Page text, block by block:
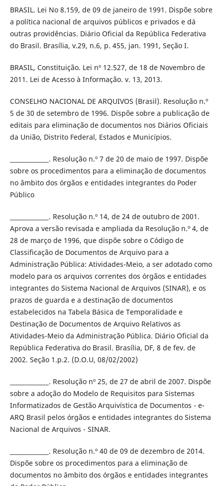
BRASIL. Lei No 8.159, de 09 de janeiro de 1991. Dispõe sobre
a política nacional de arquivos públicos e privados e dá
outras providências. Diário Oficial da República Federativa
do Brasil. Brasília, v.29, n.6, p. 455, jan. 1991, Seção I.
BRASIL, Constituição. Lei nº 12.527, de 18 de Novembro de
2011. Lei de Acesso à Informação. v. 13, 2013.
CONSELHO NACIONAL DE ARQUIVOS (Brasil). Resolução n.º
5 de 30 de setembro de 1996. Dispõe sobre a publicação de
editais para eliminação de documentos nos Diários Oficiais
da União, Distrito Federal, Estados e Municípios.
_____________. Resolução n.º 7 de 20 de maio de 1997. Dispõe
sobre os procedimentos para a eliminação de documentos
no âmbito dos órgãos e entidades integrantes do Poder
Público
_____________. Resolução n.º 14, de 24 de outubro de 2001.
Aprova a versão revisada e ampliada da Resolução n.º 4, de
28 de março de 1996, que dispõe sobre o Código de
Classificação de Documentos de Arquivo para a
Administração Pública: Atividades-Meio, a ser adotado como
modelo para os arquivos correntes dos órgãos e entidades
integrantes do Sistema Nacional de Arquivos (SINAR), e os
prazos de guarda e a destinação de documentos
estabelecidos na Tabela Básica de Temporalidade e
Destinação de Documentos de Arquivo Relativos as
Atividades-Meio da Administração Pública. Diário Oficial da
República Federativa do Brasil. Brasília, DF, 8 de fev. de
2002. Seção 1.p.2. (D.O.U, 08/02/2002)
_____________. Resolução nº 25, de 27 de abril de 2007. Dispõe
sobre a adoção do Modelo de Requisitos para Sistemas
Informatizados de Gestão Arquivística de Documentos - e-
ARQ Brasil pelos órgãos e entidades integrantes do Sistema
Nacional de Arquivos - SINAR.
_____________. Resolução n.º 40 de 09 de dezembro de 2014.
Dispõe sobre os procedimentos para a eliminação de
documentos no âmbito dos órgãos e entidades integrantes